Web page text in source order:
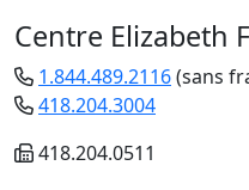
Centre Elizabeth
1.844.489.2116(sans
418.204.3004
418.204.0511